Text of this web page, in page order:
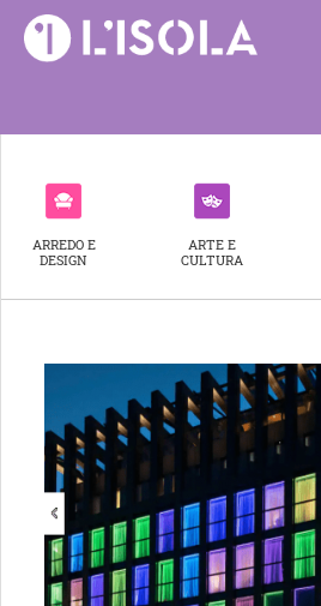
ARREDO E
DESIGN
ARTE E
CULTURA